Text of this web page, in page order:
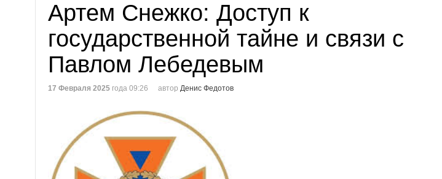
Артем Снежко: Доступ к
государственной тайне и связи с
Павлом Лебедевым
17 Февраля 2025 года 09:26 автор Денис Федотов